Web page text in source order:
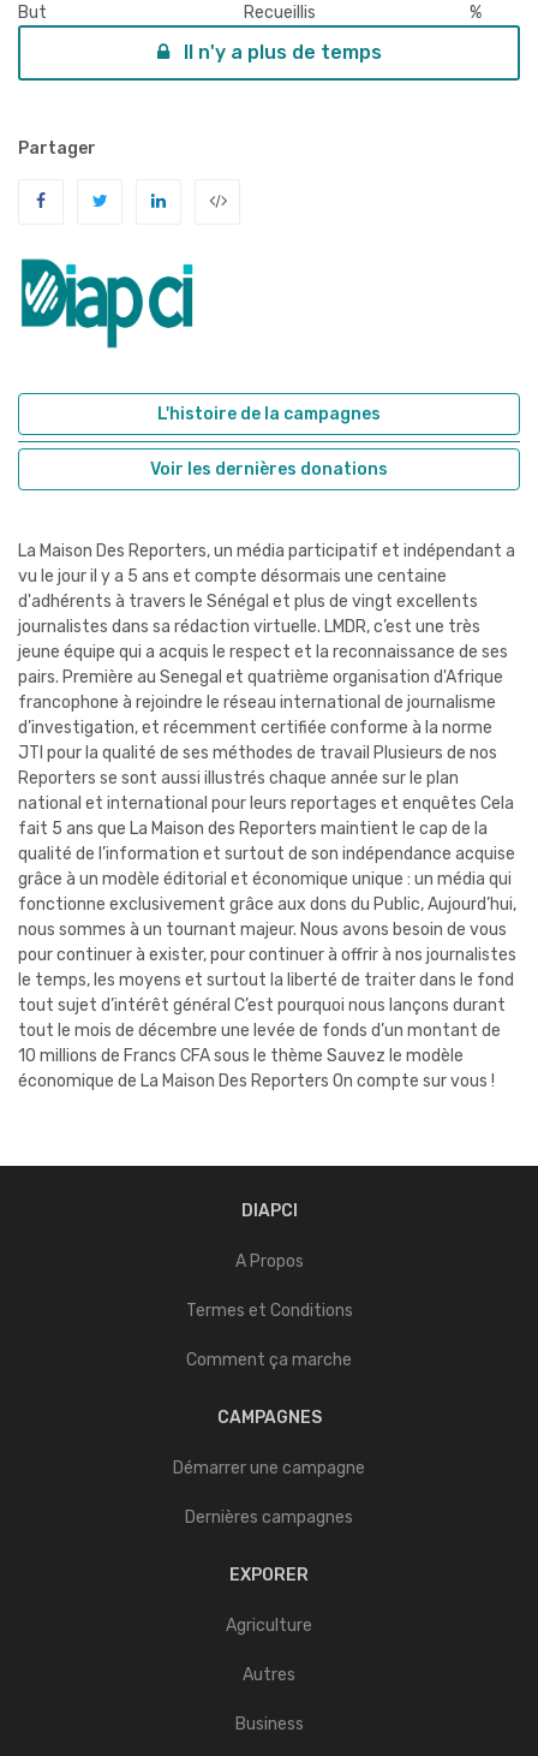
But Recueillis %
Il n'y a plus de temps
Partager
L'histoire de la campagnes
Voir les dernières donations
La Maison Des Reporters, un média participatif et indépendant a
vu le jour il y a 5 ans et compte désormais une centaine
d'adhérents à travers le Sénégal et plus de vingt excellents
journalistes dans sa rédaction virtuelle. LMDR, c’est une très
jeune équipe qui a acquis le respect et la reconnaissance de ses
pairs. Première au Senegal et quatrième organisation d'Afrique
francophone à rejoindre le réseau international de journalisme
d’investigation, et récemment certifiée conforme à la norme
JTI pour la qualité de ses méthodes de travail Plusieurs de nos
Reporters se sont aussi illustrés chaque année sur le plan
national et international pour leurs reportages et enquêtes Cela
fait 5 ans que La Maison des Reporters maintient le cap de la
qualité de l’information et surtout de son indépendance acquise
grâce à un modèle éditorial et économique unique : un média qui
fonctionne exclusivement grâce aux dons du Public, Aujourd’hui,
nous sommes à un tournant majeur. Nous avons besoin de vous
pour continuer à exister, pour continuer à offrir à nos journalistes
le temps, les moyens et surtout la liberté de traiter dans le fond
tout sujet d’intérêt général C’est pourquoi nous lançons durant
tout le mois de décembre une levée de fonds d’un montant de
10 millions de Francs CFA sous le thème Sauvez le modèle
économique de La Maison Des Reporters On compte sur vous !
DIAPCI
A Propos
Termes et Conditions
Comment ça marche
CAMPAGNES
Démarrer une campagne
Dernières campagnes
EXPORER
Agriculture
Autres
Business